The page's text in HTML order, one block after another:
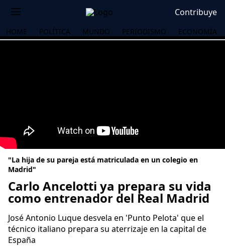
Contribuye
HOME POLÍTICA MUNDO PERIODISMO ECONOMÍA
"La hija de su pareja está matriculada en un colegio en
Madrid"
Carlo Ancelotti ya prepara su vida
como entrenador del Real Madrid
José Antonio Luque desvela en 'Punto Pelota' que el
técnico italiano prepara su aterrizaje en la capital de
España